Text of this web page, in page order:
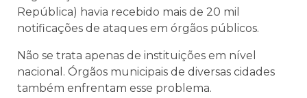
República) havia recebido mais de 20 mil
notificações de ataques em órgãos públicos.
Não se trata apenas de instituições em nível
nacional. Órgãos municipais de diversas cidades
também enfrentam esse problema.